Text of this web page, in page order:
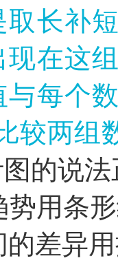
长补
在这
与每个
较两组
的说
势用条
的差异